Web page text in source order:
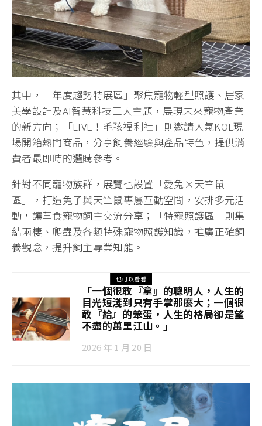
其中，「年度趨勢特展區」聚焦寵物輕型照護、居家
美學設計及AI智慧科技三大主題，展現未來寵物產業
的新方向；「LIVE！毛孩福利社」則邀請人氣KOL現
場開箱熱門商品，分享飼養經驗與產品特色，提供消
費者最即時的選購參考。
針對不同寵物族群，展覽也設置「愛兔×天竺鼠
區」，打造兔子與天竺鼠專屬互動空間，安排多元活
動，讓草食寵物飼主交流分享；「特寵照護區」則集
結兩棲、爬蟲及各類特殊寵物照護知識，推廣正確飼
養觀念，提升飼主專業知能。
也可以看看
「一個很敢『拿』的聰明人，人生的
目光短淺到只有手掌那麼大；一個很
敢『給』的笨蛋，人生的格局卻是望
不盡的萬里江山。」
2026 年 1 月 20 日